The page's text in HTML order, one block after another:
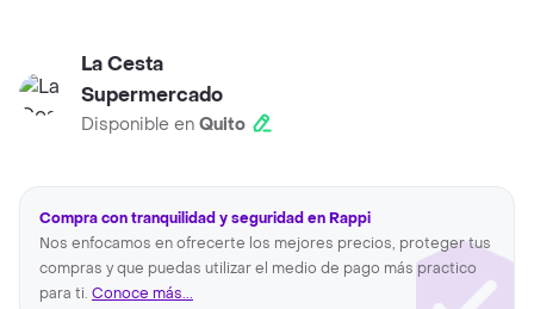
La Cesta
Supermercado
Disponible en Quito
Compra con tranquilidad y seguridad en Rappi
Nos enfocamos en ofrecerte los mejores precios, proteger tus
compras y que puedas utilizar el medio de pago más practico
para ti. Conoce más...